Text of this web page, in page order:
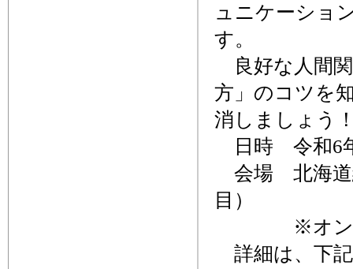
ュニケーショ
す。
良好な人間
方」のコツを
消しましょう
日時 令和6年
会場 北海道
目）
※オンライ
詳細は、下